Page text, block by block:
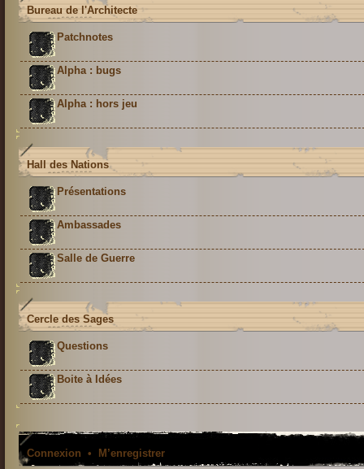
Bureau de l'Architecte
Patchnotes
Alpha : bugs
Alpha : hors jeu
Hall des Nations
Présentations
Ambassades
Salle de Guerre
Cercle des Sages
Questions
Boite à Idées
Connexion • M’enregistrer